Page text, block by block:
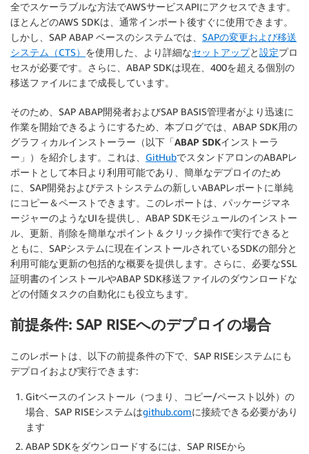
全でスケーラブルな方法でAWSサービスAPIにアクセスできます。
ほとんどのAWS SDKは、通常インポート後すぐに使用できます。
しかし、SAP ABAP ベースのシステムでは、 SAPの変更および移送
システム（CTS） を使用した、より詳細なセットアップと設定プロ
セスが必要です。さらに、ABAP SDKは現在、400を超える個別の
移送ファイルにまで成長しています。
そのため、SAP ABAP開発者およびSAP BASIS管理者がより迅速に
作業を開始できるようにするため、本ブログでは、ABAP SDK用の
グラフィカルインストーラー（以下「ABAP SDKインストーラ
ー 」）を紹介します。これは、 GitHubでスタンドアロンのABAPレ
ポートとして本日より利用可能であり、簡単なデプロイのため
に、SAP開発およびテストシステムの新しいABAPレポートに単純
にコピー＆ペーストできます。このレポートは、パッケージマネ
ージャーのようなUIを提供し、ABAP SDKモジュールのインストー
ル、更新、削除を簡単なポイント＆クリック操作で実行できると
ともに、SAPシステムに現在インストールされているSDKの部分と
利用可能な更新の包括的な概要を提供します。さらに、必要なSSL
証明書のインストールやABAP SDK移送ファイルのダウンロードな
どの付随タスクの自動化にも役立ちます。
前提条件: SAP RISEへのデプロイの場合
このレポートは、以下の前提条件の下で、SAP RISEシステムにも
デプロイおよび実行できます:
Gitベースのインストール（つまり、コピー/ペースト以外）の
場合、SAP RISEシステムはgithub.comに接続できる必要があり
ます
ABAP SDKをダウンロードするには、SAP RISEから